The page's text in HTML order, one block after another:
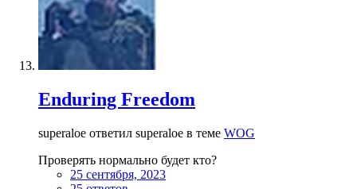
Enduring Freedom
superaloe ответил superaloe в теме WOG
Проверять нормально будет кто?
25 сентября, 2023